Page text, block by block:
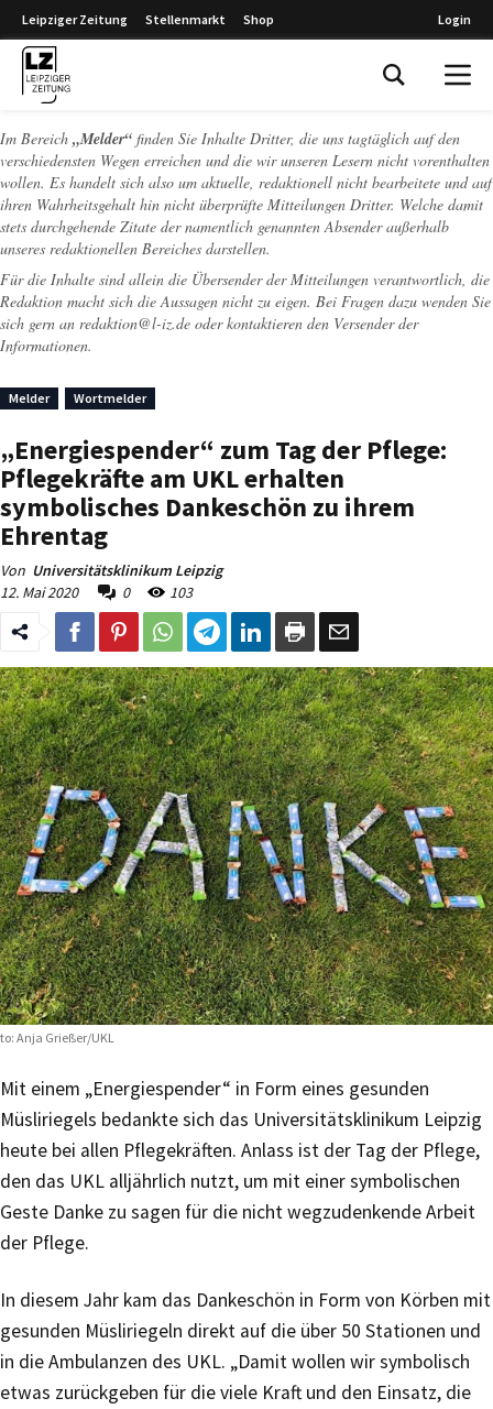
Leipziger Zeitung Stellenmarkt Shop Login
Im Bereich „Melder“ finden Sie Inhalte Dritter, die uns tagtäglich auf den
verschiedensten Wegen erreichen und die wir unseren Lesern nicht vorenthalten
wollen. Es handelt sich also um aktuelle, redaktionell nicht bearbeitete und auf
ihren Wahrheitsgehalt hin nicht überprüfte Mitteilungen Dritter. Welche damit
stets durchgehende Zitate der namentlich genannten Absender außerhalb
unseres redaktionellen Bereiches darstellen.
Für die Inhalte sind allein die Übersender der Mitteilungen verantwortlich, die
Redaktion macht sich die Aussagen nicht zu eigen. Bei Fragen dazu wenden Sie
sich gern an redaktion@l-iz.de oder kontaktieren den Versender der
Informationen.
Melder Wortmelder
„Energiespender“ zum Tag der Pflege:
Pflegekräfte am UKL erhalten
symbolisches Dankeschön zu ihrem
Ehrentag
Von Universitätsklinikum Leipzig
12. Mai 2020
0 103
Anja Grießer/UKL
Mit einem „Energiespender“ in Form eines gesunden
Müsliriegels bedankte sich das Universitätsklinikum Leipzig
heute bei allen Pflegekräften. Anlass ist der Tag der Pflege,
den das UKL alljährlich nutzt, um mit einer symbolischen
Geste Danke zu sagen für die nicht wegzudenkende Arbeit
der Pflege.
In diesem Jahr kam das Dankeschön in Form von Körben mit
gesunden Müsliriegeln direkt auf die über 50 Stationen und
in die Ambulanzen des UKL. „Damit wollen wir symbolisch
etwas zurückgeben für die viele Kraft und den Einsatz, die